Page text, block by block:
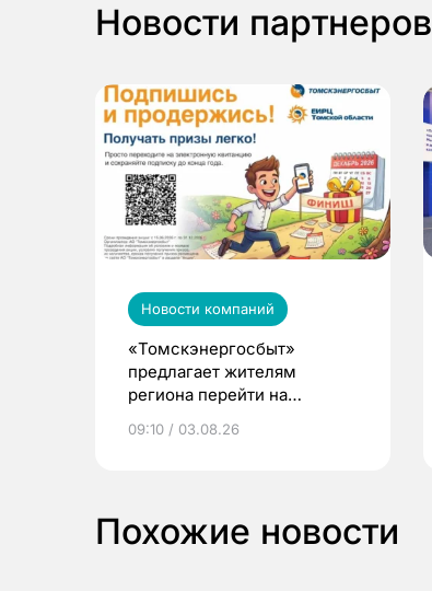
Новости партнеров
Новости компаний
«Томскэнергосбыт»
предлагает жителям
региона перейти на
выиграть призы
09:10 / 03.08.26
Похожие новости